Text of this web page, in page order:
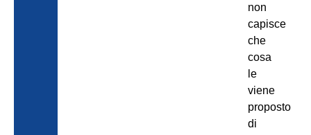
non
capisce
che
cosa
le
viene
proposto
di